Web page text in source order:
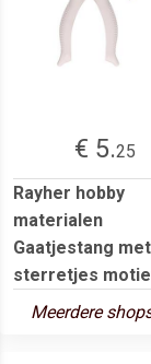
€ 5.25
Rayher hobby
materialen
Gaatjestang met
sterretjes
Meerdere